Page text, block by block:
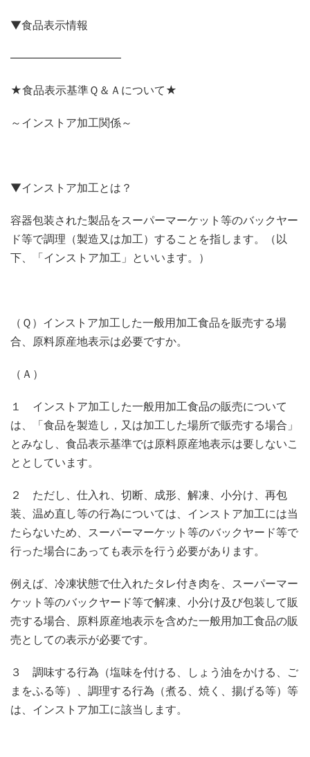
▼食品表示情報
——————————
★食品表示基準Ｑ＆Ａについて★
～インストア加工関係～
▼インストア加工とは？
容器包装された製品をスーパーマーケット等のバックヤー
ド等で調理（製造又は加工）することを指します。（以
下、「インストア加工」といいます。）
（Ｑ）インストア加工した一般用加工食品を販売する場
合、原料原産地表示は必要ですか。
（Ａ）
１ インストア加工した一般用加工食品の販売について
は、「食品を製造し，又は加工した場所で販売する場合」
とみなし、食品表示基準では原料原産地表示は要しないこ
ととしています。
２ ただし、仕入れ、切断、成形、解凍、小分け、再包
装、温め直し等の行為については、インストア加工には当
たらないため、スーパーマーケット等のバックヤード等で
行った場合にあっても表示を行う必要があります。
例えば、冷凍状態で仕入れたタレ付き肉を、スーパーマー
ケット等のバックヤード等で解凍、小分け及び包装して販
売する場合、原料原産地表示を含めた一般用加工食品の販
売としての表示が必要です。
３ 調味する行為（塩味を付ける、しょう油をかける、ご
まをふる等）、調理する行為（煮る、焼く、揚げる等）等
は、インストア加工に該当します。